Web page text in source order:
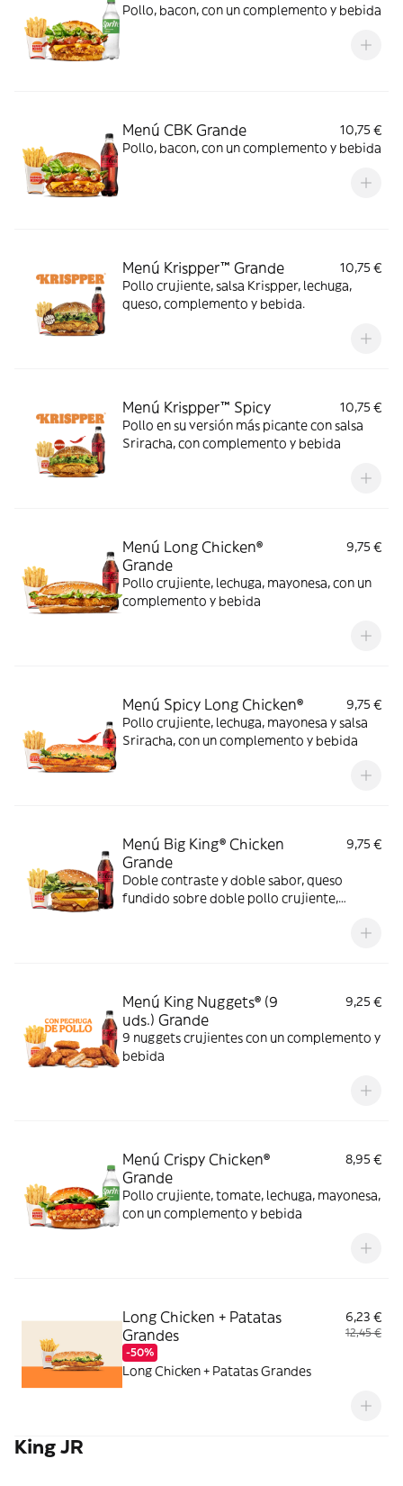
Pollo, bacon, con un complemento y bebida
Menú CBK Grande
10,75 €
Pollo, bacon, con un complemento y bebida
Menú Krispper™ Grande
10,75 €
Pollo crujiente, salsa Krispper, lechuga,
queso, complemento y bebida.
Menú Krispper™ Spicy
10,75 €
Pollo en su versión más picante con salsa
Sriracha, con complemento y bebida
Menú Long Chicken®
Grande
9,75 €
Pollo crujiente, lechuga, mayonesa, con un
complemento y bebida
Menú Spicy Long Chicken®
9,75 €
Pollo crujiente, lechuga, mayonesa y salsa
Sriracha, con un complemento y bebida
Menú Big King® Chicken
Grande
9,75 €
Doble contraste y doble sabor, queso
fundido sobre doble pollo crujiente,
exquisita salsa Big King entre dos panes de
Menú King Nuggets® (9
uds.) Grande
9,25 €
9 nuggets crujientes con un complemento y
bebida
Menú Crispy Chicken®
Grande
8,95 €
Pollo crujiente, tomate, lechuga, mayonesa,
con un complemento y bebida
Long Chicken + Patatas
Grandes
-50%
6,23 €
12,45 €
Long Chicken + Patatas Grandes
King JR